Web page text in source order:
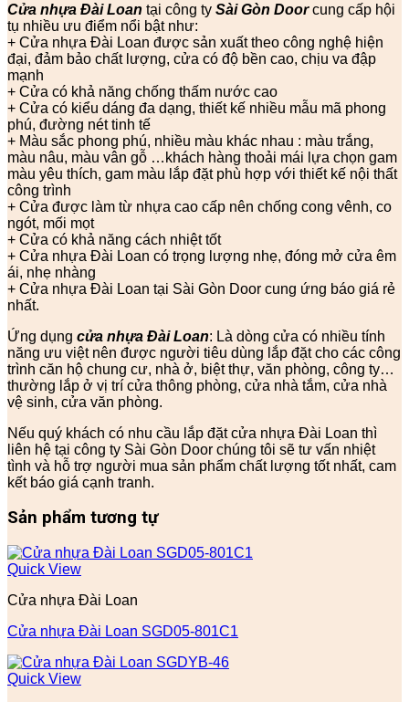
Cửa nhựa Đài Loan tại công ty Sài Gòn Doorcung cấp hội
tụ nhiều ưu điểm nổi bật như:
+ Cửa nhựa Đài Loan được sản xuất theo công nghệ hiện
đại, đảm bảo chất lượng, cửa có độ bền cao, chịu va đập
mạnh
+ Cửa có khả năng chống thấm nước cao
+ Cửa có kiểu dáng đa dạng, thiết kế nhiều mẫu mã phong
phú, đường nét tinh tế
+ Màu sắc phong phú, nhiều màu khác nhau : màu trắng,
màu nâu, màu vân gỗ …khách hàng thoải mái lựa chọn gam
màu yêu thích, gam màu lắp đặt phù hợp với thiết kế nội thất
công trình
+ Cửa được làm từ nhựa cao cấp nên chống cong vênh, co
ngót, mối mọt
+ Cửa có khả năng cách nhiệt tốt
+ Cửa nhựa Đài Loan có trọng lượng nhẹ, đóng mở cửa êm
ái, nhẹ nhàng
+ Cửa nhựa Đài Loan tại Sài Gòn Door cung ứng báo giá rẻ
nhất.
Ứng dụng cửa nhựa Đài Loan: Là dòng cửa có nhiều tính
năng ưu việt nên được người tiêu dùng lắp đặt cho các công
trình căn hộ chung cư, nhà ở, biệt thự, văn phòng, công ty…
thường lắp ở vị trí cửa thông phòng, cửa nhà tắm, cửa nhà
vệ sinh, cửa văn phòng.
Nếu quý khách có nhu cầu lắp đặt cửa nhựa Đài Loan thì
liên hệ tại công ty Sài Gòn Door chúng tôi sẽ tư vấn nhiệt
tình và hỗ trợ người mua sản phẩm chất lượng tốt nhất, cam
kết báo giá cạnh tranh.
Sản phẩm tương tự
Quick View
Cửa nhựa Đài Loan
Cửa nhựa Đài Loan SGD05-801C1
Quick View